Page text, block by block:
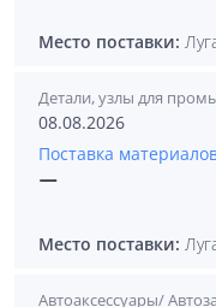
Место поставки:
Детали, узлы для
08.08.2026
Поставка
—
Место поставки:
Автоаксессуары/